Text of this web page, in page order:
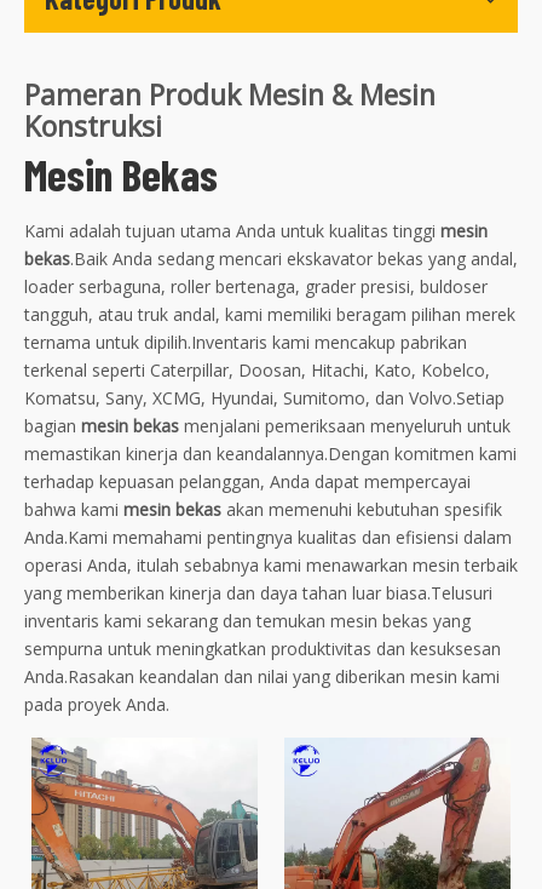
Pameran Produk Mesin & Mesin
Konstruksi
Mesin Bekas
Kami adalah tujuan utama Anda untuk kualitas tinggi mesin
bekas.Baik Anda sedang mencari ekskavator bekas yang andal,
loader serbaguna, roller bertenaga, grader presisi, buldoser
tangguh, atau truk andal, kami memiliki beragam pilihan merek
ternama untuk dipilih.Inventaris kami mencakup pabrikan
terkenal seperti Caterpillar, Doosan, Hitachi, Kato, Kobelco,
Komatsu, Sany, XCMG, Hyundai, Sumitomo, dan Volvo.Setiap
bagian mesin bekas menjalani pemeriksaan menyeluruh untuk
memastikan kinerja dan keandalannya.Dengan komitmen kami
terhadap kepuasan pelanggan, Anda dapat mempercayai
bahwa kami mesin bekas akan memenuhi kebutuhan spesifik
Anda.Kami memahami pentingnya kualitas dan efisiensi dalam
operasi Anda, itulah sebabnya kami menawarkan mesin terbaik
yang memberikan kinerja dan daya tahan luar biasa.Telusuri
inventaris kami sekarang dan temukan mesin bekas yang
sempurna untuk meningkatkan produktivitas dan kesuksesan
Anda.Rasakan keandalan dan nilai yang diberikan mesin kami
pada proyek Anda.